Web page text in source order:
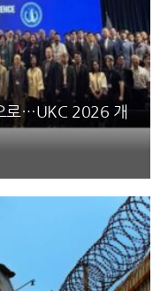
로…UKC 2026 개